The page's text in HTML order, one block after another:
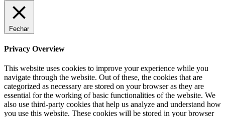
Fechar
Privacy Overview
This website uses cookies to improve your experience while you
navigate through the website. Out of these, the cookies that are
categorized as necessary are stored on your browser as they are
essential for the working of basic functionalities of the website. We
also use third-party cookies that help us analyze and understand how
you use this website. These cookies will be stored in your browser